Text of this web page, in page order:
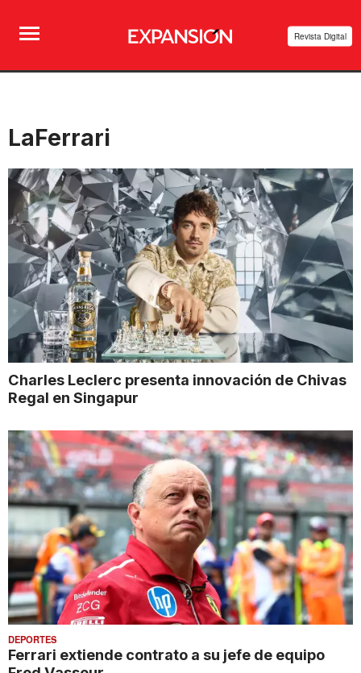
Revista Digital
LaFerrari
Charles Leclerc presenta innovación de Chivas
Regal en Singapur
DEPORTES
Ferrari extiende contrato a su jefe de equipo